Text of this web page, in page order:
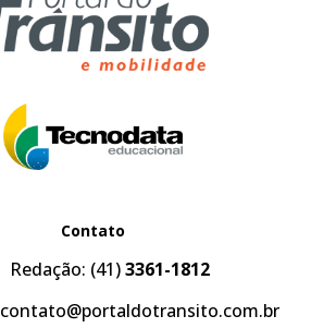
Contato
Redação: (41)3361-1812
contato@portaldotransito.com.br